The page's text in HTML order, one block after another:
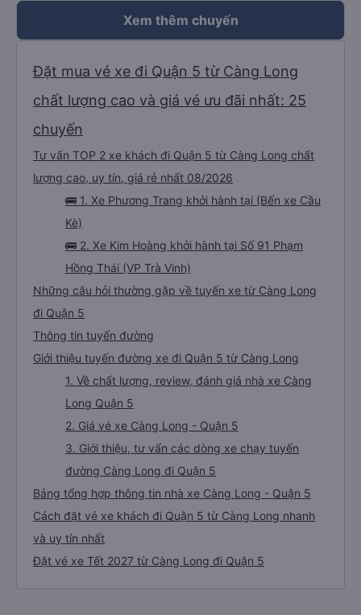
Xem thêm chuyến
Đặt mua vé xe đi Quận 5 từ Càng Long
chất lượng cao và giá vé ưu đãi nhất: 25
chuyến
Tư vấn TOP 2 xe khách đi Quận 5 từ Càng Long chất
lượng cao, uy tín, giá rẻ nhất 08/2026
🚌 1. Xe Phương Trang khởi hành tại (Bến xe Cầu
Kè)
🚌 2. Xe Kim Hoàng khởi hành tại Số 91 Phạm
Hồng Thái (VP Trà Vinh)
Những câu hỏi thường gặp về tuyến xe từ Càng Long
đi Quận 5
Thông tin tuyến đường
Giới thiệu tuyến đường xe đi Quận 5 từ Càng Long
1. Về chất lượng, review, đánh giá nhà xe Càng
Long Quận 5
2. Giá vé xe Càng Long - Quận 5
3. Giới thiệu, tư vấn các dòng xe chạy tuyến
đường Càng Long đi Quận 5
Bảng tổng hợp thông tin nhà xe Càng Long - Quận 5
Cách đặt vé xe khách đi Quận 5 từ Càng Long nhanh
và uy tín nhất
Đặt vé xe Tết 2027 từ Càng Long đi Quận 5